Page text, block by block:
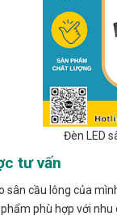
Đèn LED
tư vấn
sân cầu lông của
phù hợp với